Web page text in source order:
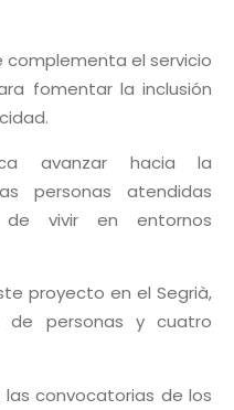
el servicio
fomentar la inclusión
avanzar hacia la
personas atendidas
vivir en entornos
proyecto en el Segrià,
de personas y cuatro
convocatorias de los